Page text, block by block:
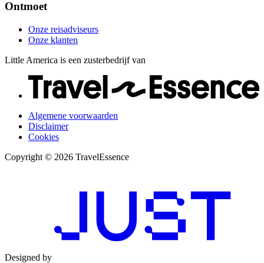
Ontmoet
Onze reisadviseurs
Onze klanten
Little America is een zusterbedrijf van
Algemene voorwaarden
Disclaimer
Cookies
Copyright © 2026 TravelEssence
Designed by